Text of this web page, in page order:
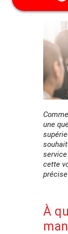
une
cette
À
Cette